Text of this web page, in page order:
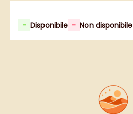
- Disponibile - Non disponibile